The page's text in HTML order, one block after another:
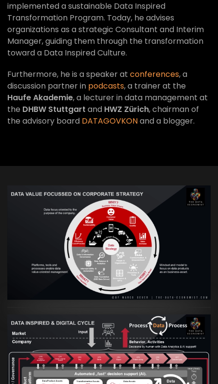
implemented a sustainable Data Inspired
Transformation Program. Today, he advises
organizations as a strategic Consultant and Interim
Manager, guiding them through the transformation
toward a Data Inspired Culture.
Furthermore, he is a speaker at conferences, a
discussion partner in podcasts, a trainer at the
Haufe Akademie, a lecturer in data management at
the DHBW Stuttgart and HWZ Zürich, chairman of
the advisory board DATAGOVKONand a blogger.
VIEW
Artikel:Prozesse und Daten müssen Hand
in Hand gehen